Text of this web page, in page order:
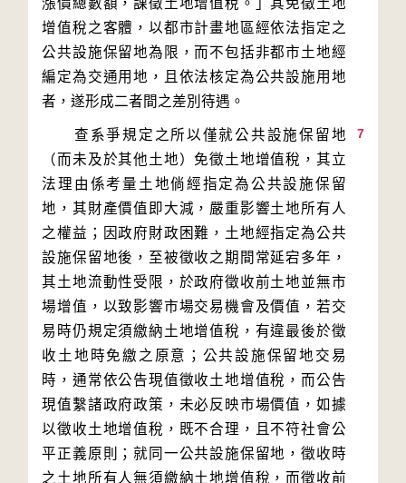
漲價總數額，課徵土地增值稅。」其免徵土地
增值稅之客體，以都市計畫地區經依法指定之
公共設施保留地為限，而不包括非都市土地經
編定為交通用地，且依法核定為公共設施用地
7
查系爭規定之所以僅就公共設施保留地
（而未及於其他土地）免徵土地增值稅，其立
法理由係考量土地倘經指定為公共設施保留
地，其財產價值即大減，嚴重影響土地所有人
之權益；因政府財政困難，土地經指定為公共
設施保留地後，至被徵收之期間常延宕多年，
其土地流動性受限，於政府徵收前土地並無市
場增值，以致影響市場交易機會及價值，若交
易時仍規定須繳納土地增值稅，有違最後於徵
收土地時免繳之原意；公共設施保留地交易
時，通常依公告現值徵收土地增值稅，而公告
現值繫諸政府政策，未必反映市場價值，如據
以徵收土地增值稅，既不合理，且不符社會公
平正義原則；就同一公共設施保留地，徵收時
之土地所有人無須繳納土地增值稅，而徵收前